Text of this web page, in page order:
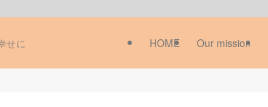
せに HOME Our mission